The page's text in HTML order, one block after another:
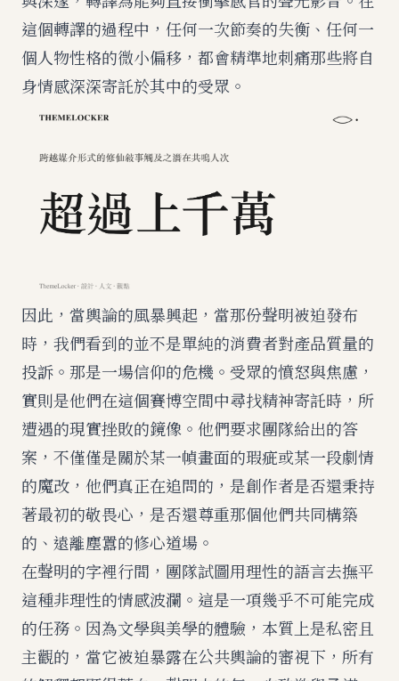
這個轉譯的過程中，任何一次節奏的失衡、任何一
個人物性格的微小偏移，都會精準地刺痛那些將自
身情感深深寄託於其中的受眾。
因此，當輿論的風暴興起，當那份聲明被迫發布
時，我們看到的並不是單純的消費者對產品質量的
投訴。那是一場信仰的危機。受眾的憤怒與焦慮，
實則是他們在這個賽博空間中尋找精神寄託時，所
遭遇的現實挫敗的鏡像。他們要求團隊給出的答
案，不僅僅是關於某一幀畫面的瑕疵或某一段劇情
的魔改，他們真正在追問的，是創作者是否還秉持
著最初的敬畏心，是否還尊重那個他們共同構築
的、遠離塵囂的修心道場。
在聲明的字裡行間，團隊試圖用理性的語言去撫平
這種非理性的情感波瀾。這是一項幾乎不可能完成
的任務。因為文學與美學的體驗，本質上是私密且
主觀的，當它被迫暴露在公共輿論的審視下，所有